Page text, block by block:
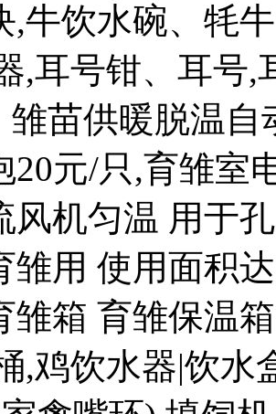
,牛饮水碗、牦
,耳号钳、耳号,
雏苗供暖脱温
20元/只,育雏室
风机匀温 用于
雏用 使用面积
雏箱 育雏保温
,鸡饮水器|饮水